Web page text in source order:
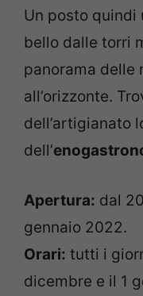
Un posto quindi
bello dalle torri
panorama delle
all’orizzonte.
dell’artigianato
dell’
Apertura: dal
gennaio 2022.
Orari: tutti i
dicembre e il 1